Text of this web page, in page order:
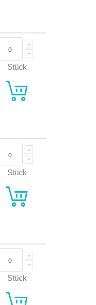
Stück
Stück
Stück